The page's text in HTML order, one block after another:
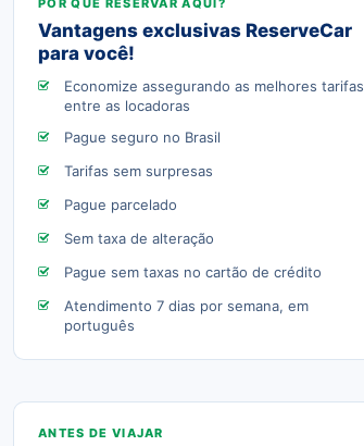
Vantagens exclusivas ReserveCar
para você!
Economize assegurando as melhores tarifas
entre as locadoras
Pague seguro no Brasil
Tarifas sem surpresas
Pague parcelado
Sem taxa de alteração
Pague sem taxas no cartão de crédito
Atendimento 7 dias por semana, em
português